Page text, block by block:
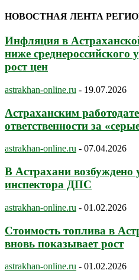
НОВОСТНАЯ ЛЕНТА
Инфляция в
ниже среднероссийского
рост цен
astrakhan-online.ru - 19.07.2026
Астраханским
ответственности за
astrakhan-online.ru - 07.04.2026
В Астрахани возбуждено
инспектора ДПС
astrakhan-online.ru - 01.02.2026
Стоимость топлива в
вновь показывает рост
astrakhan-online.ru - 01.02.2026